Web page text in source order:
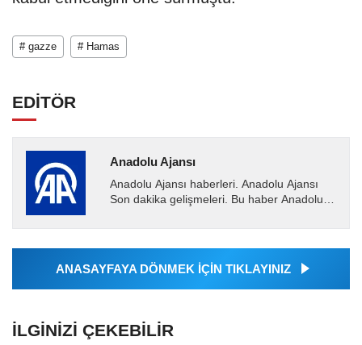
# gazze # Hamas
EDİTÖR
Anadolu Ajansı
Anadolu Ajansı haberleri. Anadolu Ajansı
Son dakika gelişmeleri. Bu haber Anadolu
Ajansı tarafından...
ANASAYFAYA DÖNMEK İÇİN TIKLAYINIZ
İLGINIZI ÇEKEBILIR